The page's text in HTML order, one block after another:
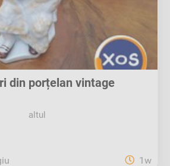
din porțelan vintage
altul
1w